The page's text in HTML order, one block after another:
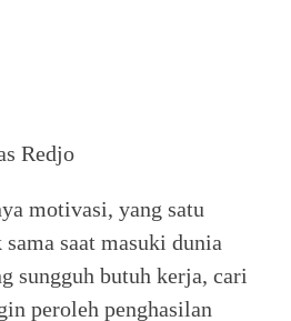
Redjo
motivasi, yang satu
saat masuki dunia
sungguh butuh kerja, cari
peroleh penghasilan